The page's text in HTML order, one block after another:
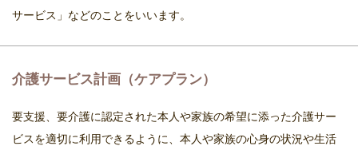
サービス」などのことをいいます。
介護サービス計画（ケアプラン）
要支援、要介護に認定された本人や家族の希望に添った介護サー
ビスを適切に利用できるように、本人や家族の心身の状況や生活